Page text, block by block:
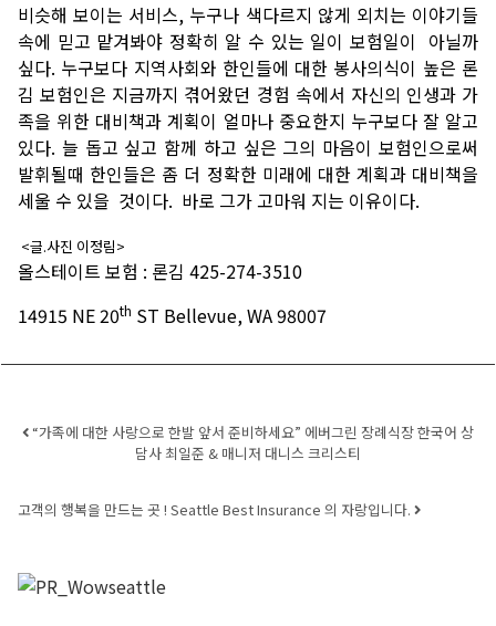
비슷해 보이는 서비스, 누구나 색다르지 않게 외치는 이야기들
속에 믿고 맡겨봐야 정확히 알 수 있는 일이 보험일이 아닐까
싶다. 누구보다 지역사회와 한인들에 대한 봉사의식이 높은 론
김 보험인은 지금까지 겪어왔던 경험 속에서 자신의 인생과 가
족을 위한 대비책과 계획이 얼마나 중요한지 누구보다 잘 알고
있다. 늘 돕고 싶고 함께 하고 싶은 그의 마음이 보험인으로써
발휘될때 한인들은 좀 더 정확한 미래에 대한 계획과 대비책을
세울 수 있을 것이다. 바로 그가고마워 지는 이유이다.
<글.사진 이정림>
올스테이트 보험 : 론김 425-274-3510
14915 NE 20th ST Bellevue, WA 98007
Post navigation
“가족에 대한 사랑으로 한발 앞서 준비하세요” 에버그린 장례식장 한국어 상
담사 최일준 & 매니저 대니스 크리스티
고객의 행복을 만드는 곳 ! Seattle Best Insurance 의 자랑입니다.